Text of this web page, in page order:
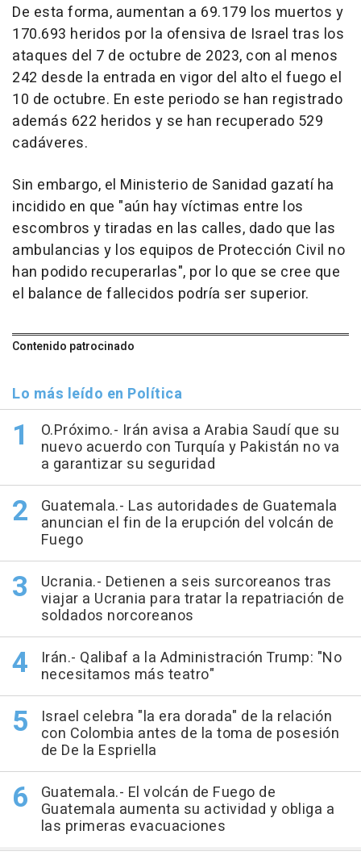
De esta forma, aumentan a 69.179 los muertos y
170.693 heridos por la ofensiva de Israel tras los
ataques del 7 de octubre de 2023, con al menos
242 desde la entrada en vigor del alto el fuego el
10 de octubre. En este periodo se han registrado
además 622 heridos y se han recuperado 529
cadáveres.
Sin embargo, el Ministerio de Sanidad gazatí ha
incidido en que "aún hay víctimas entre los
escombros y tiradas en las calles, dado que las
ambulancias y los equipos de Protección Civil no
han podido recuperarlas", por lo que se cree que
el balance de fallecidos podría ser superior.
Contenido patrocinado
Lo más leído en Política
O.Próximo.- Irán avisa a Arabia Saudí que su
nuevo acuerdo con Turquía y Pakistán no va
a garantizar su seguridad
Guatemala.- Las autoridades de Guatemala
anuncian el fin de la erupción del volcán de
Fuego
Ucrania.- Detienen a seis surcoreanos tras
viajar a Ucrania para tratar la repatriación de
soldados norcoreanos
Irán.- Qalibaf a la Administración Trump: "No
necesitamos más teatro"
Israel celebra "la era dorada" de la relación
con Colombia antes de la toma de posesión
de De la Espriella
Guatemala.- El volcán de Fuego de
Guatemala aumenta su actividad y obliga a
las primeras evacuaciones